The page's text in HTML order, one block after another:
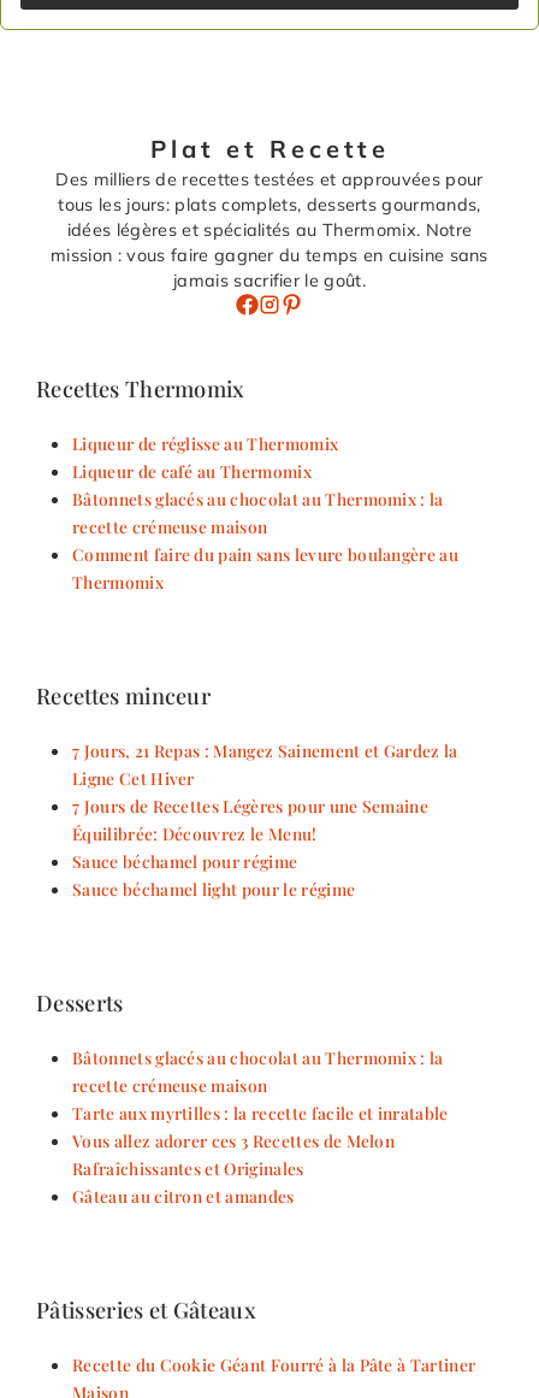
Plat et Recette
Des milliers de recettes testées et approuvées pour
tous les jours: plats complets, desserts gourmands,
idées légères et spécialités au Thermomix. Notre
mission : vous faire gagner du temps en cuisine sans
jamais sacrifier le goût.
Recettes Thermomix
Liqueur de réglisse au Thermomix
Liqueur de café au Thermomix
Bâtonnets glacés au chocolat au Thermomix : la
recette crémeuse maison
Comment faire du pain sans levure boulangère au
Thermomix
Recettes minceur
7 Jours, 21 Repas : Mangez Sainement et Gardez la
Ligne Cet Hiver
7 Jours de Recettes Légères pour une Semaine
Équilibrée: Découvrez le Menu!
Sauce béchamel pour régime
Sauce béchamel light pour le régime
Desserts
Bâtonnets glacés au chocolat au Thermomix : la
recette crémeuse maison
Tarte aux myrtilles : la recette facile et inratable
Vous allez adorer ces 3 Recettes de Melon
Rafraîchissantes et Originales
Gâteau au citron et amandes
Pâtisseries et Gâteaux
Recette du Cookie Géant Fourré à la Pâte à Tartiner
Maison